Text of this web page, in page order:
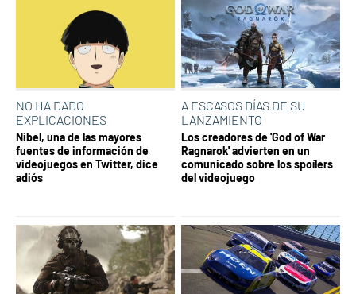
NO HA DADO
EXPLICACIONES
Nibel, una de las mayores
fuentes de información de
videojuegos en Twitter, dice
adiós
A ESCASOS DÍAS DE SU
LANZAMIENTO
Los creadores de 'God of War
Ragnarok' advierten en un
comunicado sobre los spoílers
del videojuego